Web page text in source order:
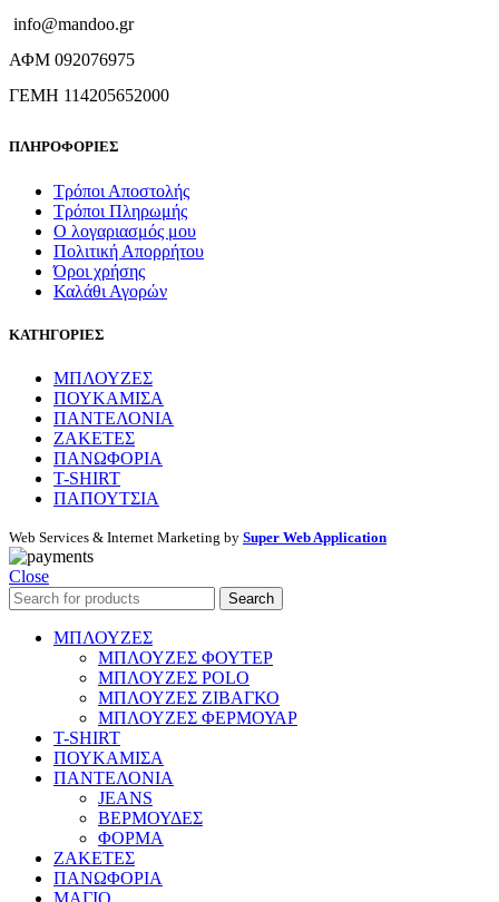
info@mandoo.gr
ΑΦΜ 092076975
ΓΕΜΗ 114205652000
ΠΛΗΡΟΦΟΡΙΕΣ
Τρόποι Αποστολής
Τρόποι Πληρωμής
Ο λογαριασμός μου
Πολιτική Απορρήτου
Όροι χρήσης
Καλάθι Αγορών
ΚΑΤΗΓΟΡΙΕΣ
ΜΠΛΟΥΖΕΣ
ΠΟΥΚΑΜΙΣΑ
ΠΑΝΤΕΛΟΝΙΑ
ΖΑΚΕΤΕΣ
ΠΑΝΩΦΟΡΙΑ
T-SHIRT
ΠΑΠΟΥΤΣΙΑ
Web Services & Internet Marketing by Super Web Application
Close
Search
ΜΠΛΟΥΖΕΣ
ΜΠΛΟΥΖΕΣ ΦΟΥΤΕΡ
ΜΠΛΟΥΖΕΣ POLO
ΜΠΛΟΥΖΕΣ ΖΙΒΑΓΚΟ
ΜΠΛΟΥΖΕΣ ΦΕΡΜΟΥΑΡ
T-SHIRT
ΠΟΥΚΑΜΙΣΑ
ΠΑΝΤΕΛΟΝΙΑ
JEANS
ΒΕΡΜΟΥΔΕΣ
ΦΟΡΜΑ
ΖΑΚΕΤΕΣ
ΠΑΝΩΦΟΡΙΑ
ΜΑΓΙΟ